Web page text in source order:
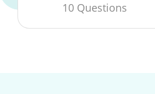
10 Questions